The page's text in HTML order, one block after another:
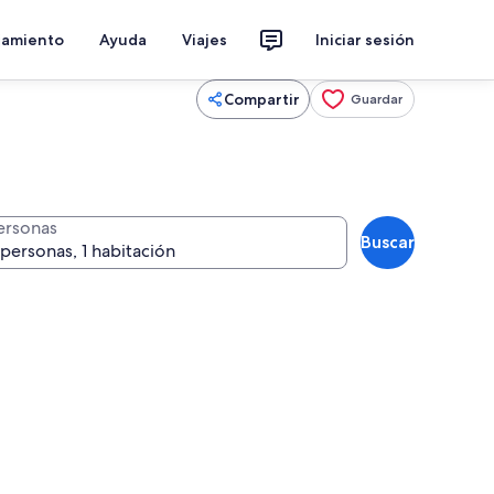
Ayuda Viajes Iniciar sesión
Compartir Guardar
Buscar